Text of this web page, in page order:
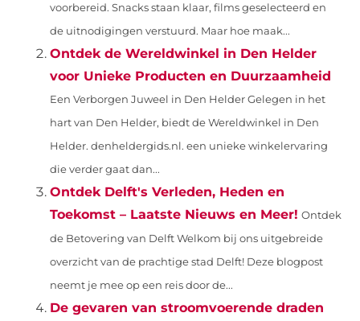
voorbereid. Snacks staan klaar, films geselecteerd en
de uitnodigingen verstuurd. Maar hoe maak...
Ontdek de Wereldwinkel in Den Helder
voor Unieke Producten en Duurzaamheid
Een Verborgen Juweel in Den Helder Gelegen in het
hart van Den Helder, biedt de Wereldwinkel in Den
Helder. denheldergids.nl. een unieke winkelervaring
die verder gaat dan...
Ontdek Delft's Verleden, Heden en
Toekomst – Laatste Nieuws en Meer! Ontdek
de Betovering van Delft Welkom bij ons uitgebreide
overzicht van de prachtige stad Delft! Deze blogpost
neemt je mee op een reis door de...
De gevaren van stroomvoerende draden